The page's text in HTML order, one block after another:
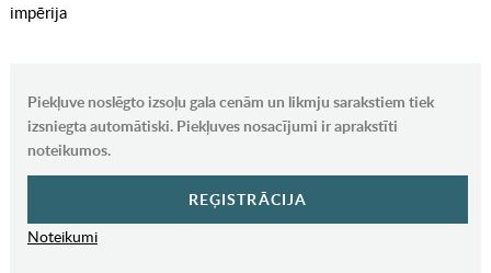
impērija
Piekļuve noslēgto izsoļu gala cenām un likmju sarakstiem tiek
izsniegta automātiski. Piekļuves nosacījumi ir aprakstīti
noteikumos.
REĢISTRĀCIJA
Noteikumi